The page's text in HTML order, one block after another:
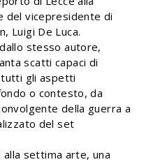
del vicepresidente di
Luigi De Luca.
stesso autore,
scatti capaci di
gli aspetti
o contesto, da
della guerra a
del set
settima arte, una